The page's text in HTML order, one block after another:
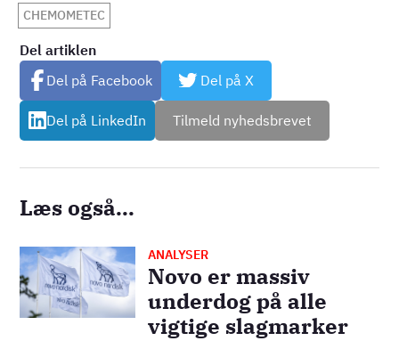
CHEMOMETEC
Del artiklen
Del på Facebook
Del på X
Del på LinkedIn Tilmeld nyhedsbrevet
Læs også...
Billede ANALYSER
Novo er massiv
underdog på alle
vigtige slagmarker